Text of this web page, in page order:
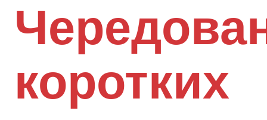
коротких